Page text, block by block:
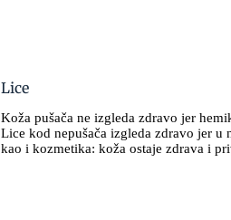
Lice
Koža pušača ne izgleda zdravo jer
Lice kod nepušača izgleda zdravo jer
kao i kozmetika: koža ostaje zdrava i